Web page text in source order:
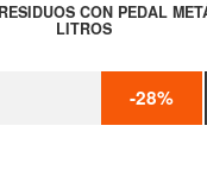
CON PEDAL
LITROS
-28%